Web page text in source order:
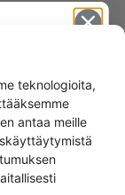
teknologioita,
antaa meille
13,00€